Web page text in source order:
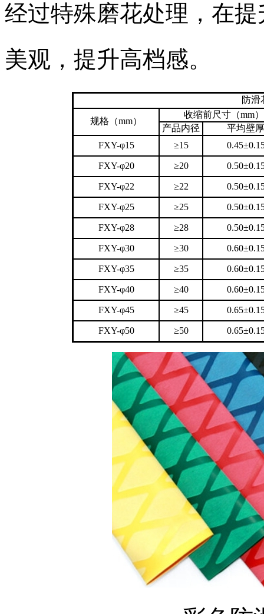
经过特殊磨花处理，在
美观，提升高档感。
防滑
规格（mm）
收缩前尺寸（mm）
产品内径
平均壁厚
FXY-φ15
≥15
FXY-φ20 ≥20
FXY-φ22 ≥22
FXY-φ25 ≥25
FXY-φ28 ≥28
FXY-φ30 ≥30
FXY-φ35 ≥35
FXY-φ40 ≥40
FXY-φ45 ≥45
FXY-φ50 ≥50